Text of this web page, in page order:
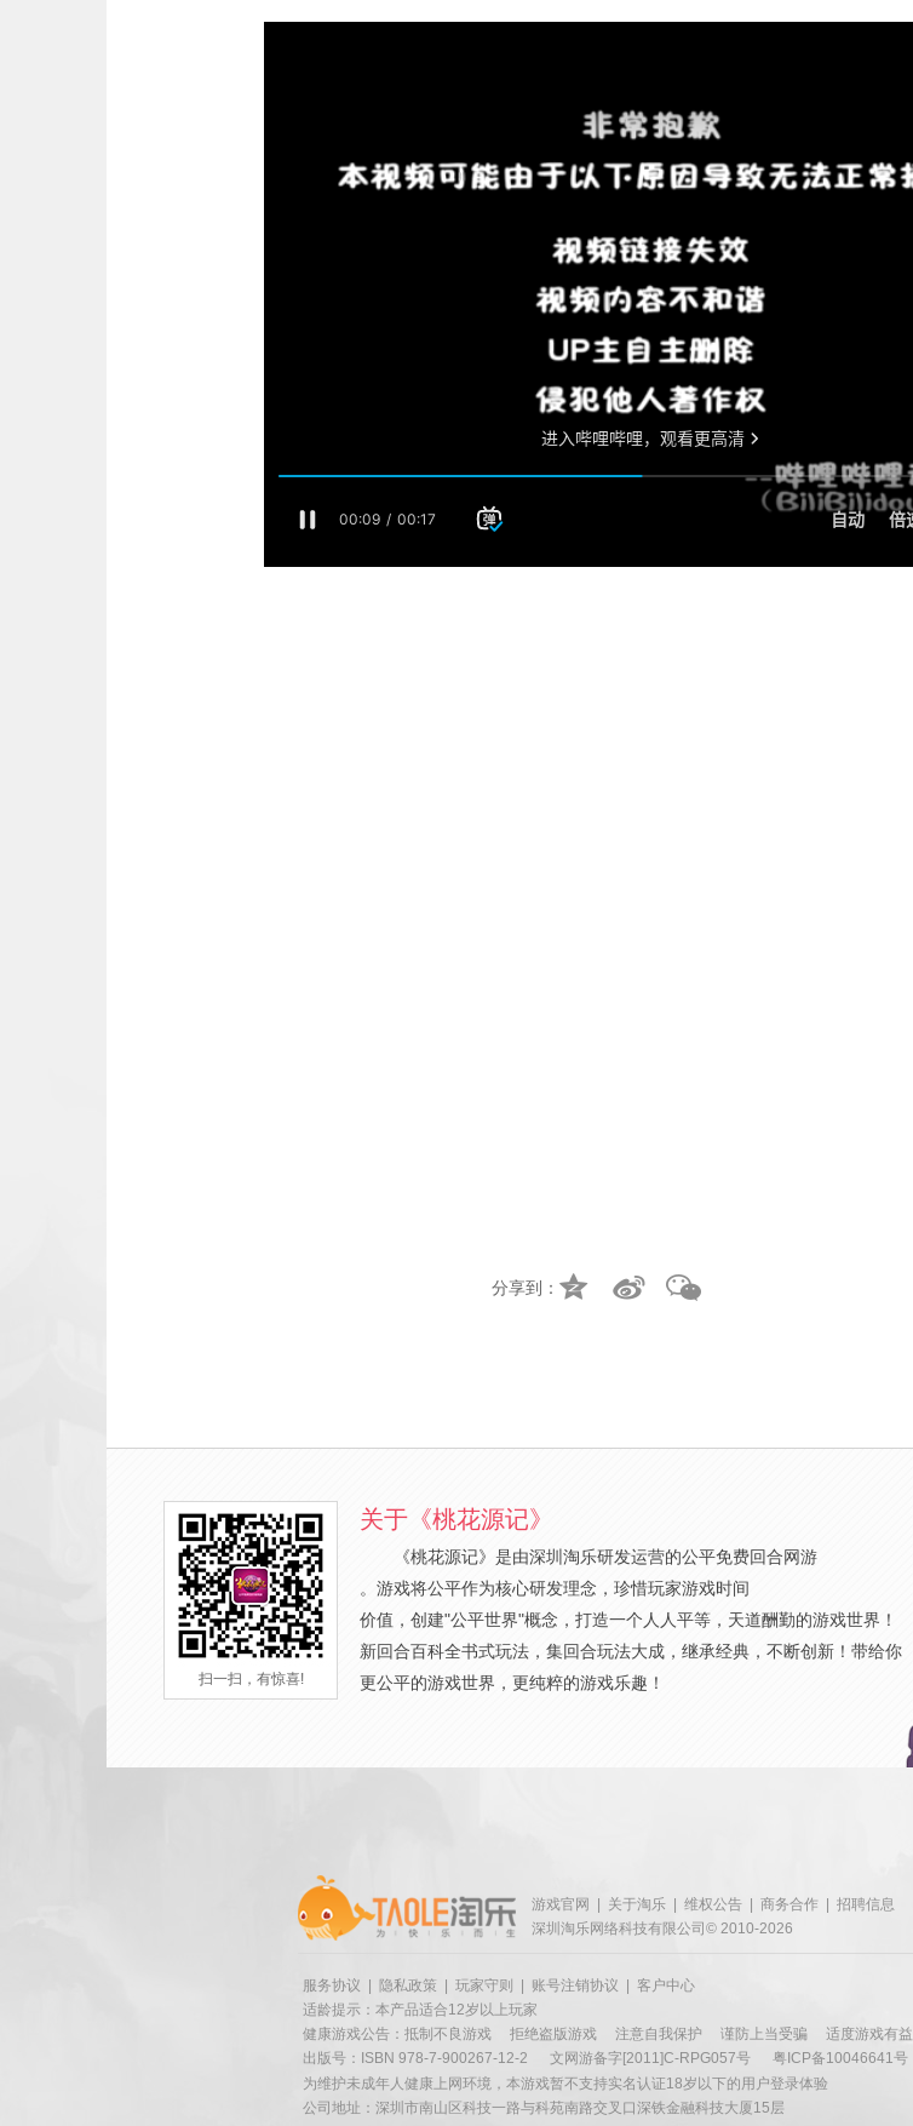
分享到：
扫一扫，有惊喜!
关于《桃花源记》
《桃花源记》是由深圳淘乐研发运营的公平免费回合网游
。游戏将公平作为核心研发理念，珍惜玩家游戏时间
价值，创建"公平世界"概念，打造一个人人平等，天道酬勤的游戏世界！
新回合百科全书式玩法，集回合玩法大成，继承经典，不断创新！带给你
更公平的游戏世界，更纯粹的游戏乐趣！
游戏官网 关于淘乐 维权公告 商务合作
招聘信息
深圳淘乐网络科技有限公司© 2010-2026
服务协议 隐私政策 玩家守则 账号注销协议
客户中心
适龄提示：本产品适合12岁以上玩家
健康游戏公告：抵制不良游戏
拒绝盗版游戏 注意自我保护 谨防上当受骗 适度游戏有益
出版号：ISBN 978-7-900267-12-2
文网游备字[2011]C-RPG057号 粤ICP备10046641号
为维护未成年人健康上网环境，本游戏暂不支持实名认证18岁以下的用户登录体验
公司地址：深圳市南山区科技一路与科苑南路交叉口深铁金融科技大厦15层